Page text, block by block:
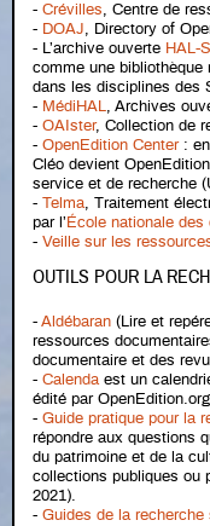
- Crévilles, Centre de
- DOAJ, Directory of
- L’archive ouverte HAL-
comme une
dans les disciplines des
- MédiHAL, Archives
- OAIster, Collection de
- OpenEdition Center: en
Cléo devient
service et de recherche
- Telma, Traitement
par l’ École nationale des
- Veille sur les
OUTILS POUR LA
- Aldébaran (Lire et
ressources
documentaire et des
- Calendaest un
édité par
- Guide pratique pour la
répondre aux questions
du patrimoine et de la
collections publiques ou
2021).
- Guides de la recherche